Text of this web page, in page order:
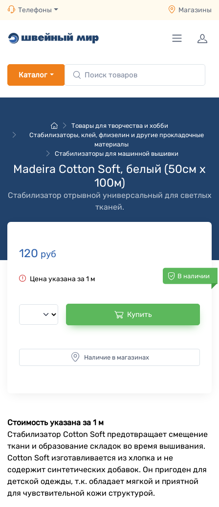
Телефоны Магазины
Каталог
Товары для творчества и хобби
Стабилизаторы, клей, флизелин и другие прокладочные
материалы
Стабилизаторы для машинной вышивки
Madeira Cotton Soft, белый (50см х
100м)
Стабилизатор отрывной универсальный для светлых
тканей.
120 руб
В наличии
Цена указана за 1 м
Купить
Наличие в магазинах
Стоимость указана за 1 м
Стабилизатор Cotton Soft предотвращает смещение
ткани и образование складок во время вышивания.
Cotton Soft изготавливается из хлопка и не
содержит синтетических добавок. Он пригоден для
детской одежды, т.к. обладает мягкой и приятной
для чувствительной кожи структурой.